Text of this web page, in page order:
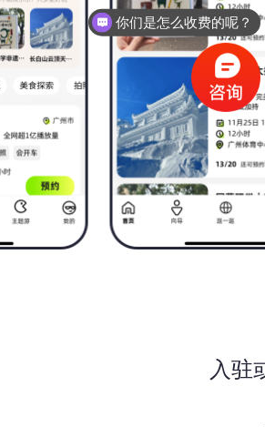
入驻
你们是怎么收费的呢？